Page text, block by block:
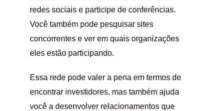
redes sociais e participe de conferências.
Você também pode pesquisar sites
concorrentes e ver em quais organizações
eles estão participando.
Essa rede pode valer a pena em termos de
encontrar investidores, mas também ajuda
você a desenvolver relacionamentos que